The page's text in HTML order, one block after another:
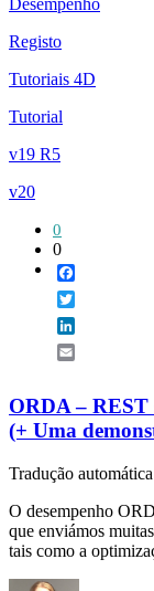
Registo
Tutoriais 4D
Tutorial
v19 R5
v20
0
0
ORDA – REST
(+ Uma
Tradução
O desempenho
que enviámos
tais como a